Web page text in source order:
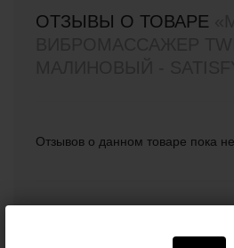
ОТЗЫВЫ О ТОВАРЕ
Отзывов о данном товаре пока